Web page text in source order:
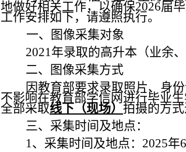
地做好相关工作，以确保2026届
工作安排如下，请遵照执行。
一、图像采集对象
2021年录取的高升本 （业余
二、图像采集方式
因教育部要求录取照片、身
不影响在教育部学信网进行毕业生
全部采取线下（现场）拍摄的方式
三、 采集时间及地点：
1、 采集时间及地点： 2025年